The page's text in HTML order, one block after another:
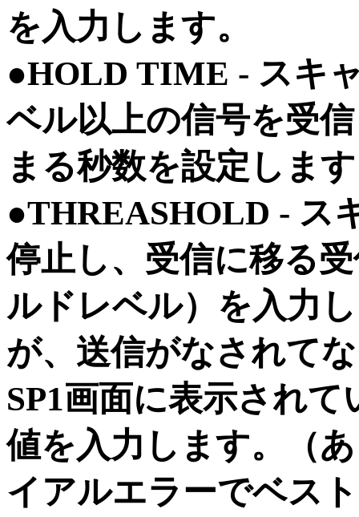
を入力します。
●HOLD TIME - スキ
ベル以上の信号を受
まる秒数を設定しま
●THREASHOLD - ス
停止し、受信に移る
ルドレベル）を入力
が、送信がなされて
SP1画面に表示され
値を入力します。（
イアルエラーでベス